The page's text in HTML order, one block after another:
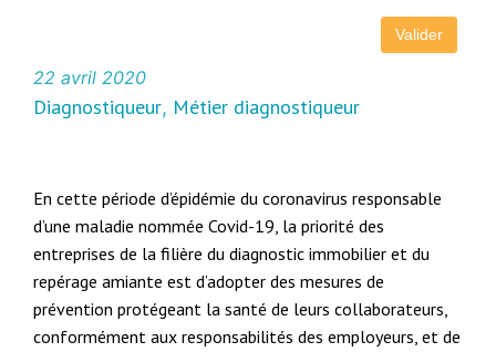
22 avril 2020
Diagnostiqueur, Métier diagnostiqueur
En cette période d’épidémie du coronavirus responsable
d’une maladie nommée Covid-19, la priorité des
entreprises de la filière du diagnostic immobilier et du
repérage amiante est d’adopter des mesures de
prévention protégeant la santé de leurs collaborateurs,
conformément aux responsabilités des employeurs, et de